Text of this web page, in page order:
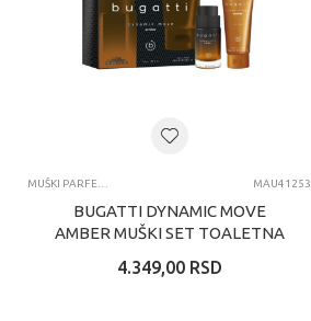
MUŠKI PARFEMI MAU41253
BUGATTI DYNAMIC MOVE
AMBER MUŠKI SET TOALETNA
TUŠIRANJE ...
4.349,00 RSD